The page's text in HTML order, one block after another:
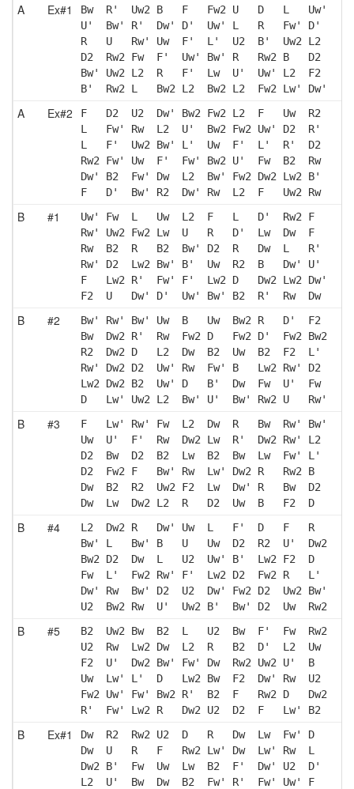
A Ex#1
Bw  R'  Uw2 B   F   Fw2 U   D   L   Uw'
U'  Bw' R'  Dw' D'  Uw' L   R   Fw' D'
R   U   Rw' Uw  F'  L'  U2  B'  Uw2 L2
D2  Rw2 Fw  F'  Uw' Bw' R   Rw2 B   D2
Bw' Uw2 L2  R   F'  Lw  U'  Uw' L2  F2
B'  Rw2 L   Bw2 L2  Bw2 L2  Fw2 Lw' Dw'
A Ex#2
F   D2  U2  Dw' Bw2 Fw2 L2  F   Uw  R2
L   Fw' Rw  L2  U'  Bw2 Fw2 Uw' D2  R'
L   F'  Uw2 Bw' L'  Uw  F'  L'  R'  D2
Rw2 Fw' Uw  F'  Fw' Bw2 U'  Fw  B2  Rw
Dw' B2  Fw' Dw  L2  Bw' Fw2 Dw2 Lw2 B'
F   D'  Bw' R2  Dw' Rw  L2  F   Uw2 Rw
B #1
Uw' Fw  L   Uw  L2  F   L   D'  Rw2 F
Rw' Uw2 Fw2 Lw  U   R   D'  Lw  Dw  F
Rw  B2  R   B2  Bw' D2  R   Dw  L   R'
Rw' D2  Lw2 Bw' B'  Uw  R2  B   Dw' U'
F   Lw2 R'  Fw' F'  Lw2 D   Dw2 Lw2 Dw'
F2  U   Dw' D'  Uw' Bw' B2  R'  Rw  Dw
B #2
Bw' Rw' Bw' Uw  B   Uw  Bw2 R   D'  F2
Bw  Dw2 R'  Rw  Fw2 D   Fw2 D'  Fw2 Bw2
R2  Dw2 D   L2  Dw  B2  Uw  B2  F2  L'
Rw' Dw2 D2  Uw' Rw  Fw' B   Lw2 Rw' D2
Lw2 Dw2 B2  Uw' D   B'  Dw  Fw  U'  Fw
D   Lw' Uw2 L2  Bw' U'  Bw' Rw2 U   Rw'
B #3
F   Lw' Rw' Fw  L2  Dw  R   Bw  Rw' Bw'
Uw  U'  F'  Rw  Dw2 Lw  R'  Dw2 Rw' L2
D2  Bw  D2  B2  Lw  B2  Bw  Lw  Fw' L'
D2  Fw2 F   Bw' Rw  Lw' Dw2 R   Rw2 B
Dw  B2  R2  Uw2 F2  Lw  Dw' R   Bw  D2
Dw  Lw  Dw2 L2  R   D2  Uw  B   F2  D
B #4
L2  Dw2 R   Dw' Uw  L   F'  D   F   R
Bw' L   Bw' B   U   Uw  D2  R2  U'  Dw2
Bw2 D2  Dw  L   U2  Uw' B'  Lw2 F2  D
Fw  L'  Fw2 Rw' F'  Lw2 D2  Fw2 R   L'
Dw' Rw  Bw' D2  U2  Dw' Fw2 D2  Uw2 Bw'
U2  Bw2 Rw  U'  Uw2 B'  Bw' D2  Uw  Rw2
B #5
B2  Uw2 Bw  B2  L   U2  Bw  F'  Fw  Rw2
U2  Rw  Lw2 Dw  L2  R   B2  D'  L2  Uw
F2  U'  Dw2 Bw' Fw' Dw  Rw2 Uw2 U'  B
Uw  Lw' L'  D   Lw2 Bw  F2  Dw' Rw  U2
Fw2 Uw' Fw' Bw2 R'  B2  F   Rw2 D   Dw2
R'  Fw' Lw2 R   Dw2 U2  D2  F   Lw' B2
B Ex#1
Dw  R2  Rw2 U2  D   R   Dw  Lw  Fw' D
Dw  U   R   F   Rw2 Lw' Dw  Lw' Rw  L
Dw2 B'  Fw  Uw  Lw  B2  F'  Dw' U2  D'
L2  U'  Bw  Dw  B2  Fw' R'  Fw' Uw' F